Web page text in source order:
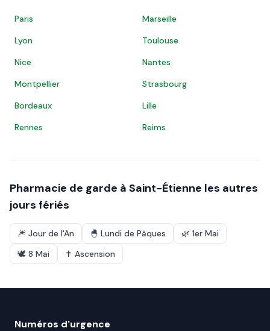
Paris
Marseille
Lyon
Toulouse
Nice
Nantes
Montpellier
Strasbourg
Bordeaux
Lille
Rennes
Reims
Pharmacie de garde à Saint-Étienne les autres
jours fériés
🎆 Jour de l'An 🐣 Lundi de Pâques 🌿 1er Mai
🕊️ 8 Mai ✝️ Ascension
Numéros d'urgence